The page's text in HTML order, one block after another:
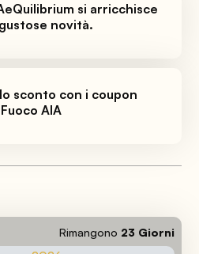
si arricchisce
novità.
sconto con i coupon
AIA
Rimangono 23 Giorni